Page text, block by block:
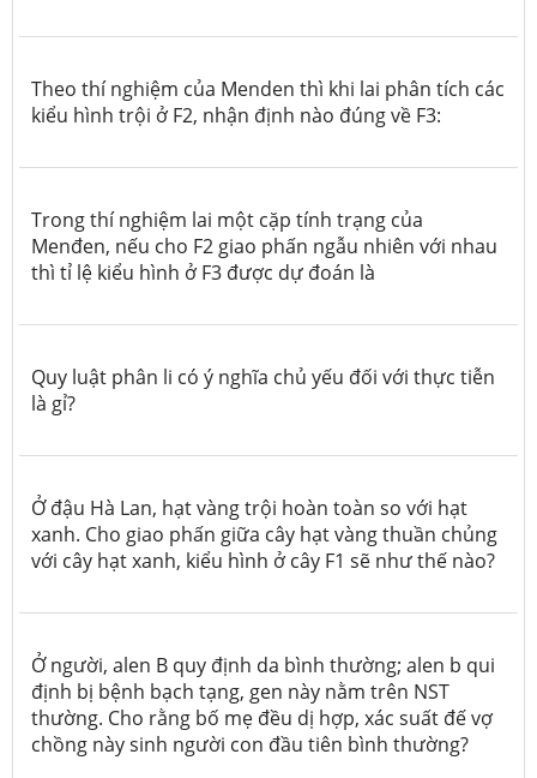
Theo thí nghiệm của Menden thì khi lai phân tích các
kiểu hình trội ở F2, nhận định nào đúng về F3:
Trong thí nghiệm lai một cặp tính trạng của
Menđen, nếu cho F2 giao phấn ngẫu nhiên với nhau
thì tỉ lệ kiểu hình ở F3 được dự đoán là
Quy luật phân li có ý nghĩa chủ yếu đối với thực tiễn
là gỉ?
Ở đậu Hà Lan, hạt vàng trội hoàn toàn so với hạt
xanh. Cho giao phấn giữa cây hạt vàng thuần chủng
với cây hạt xanh, kiểu hình ở cây F1 sẽ như thế nào?
Ở người, alen B quy định da bình thường; alen b qui
định bị bệnh bạch tạng, gen này nằm trên NST
thường. Cho rằng bố mẹ đều dị hợp, xác suất đế vợ
chồng này sinh người con đầu tiên bình thường?